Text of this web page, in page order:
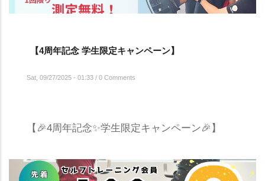
【4周年記念 学生限定キャンペーン】
Sat, 09/27/2025 - 01:33 / 0 Comments
【🎉4周年記念✨学生限定キャンペーン🎉】